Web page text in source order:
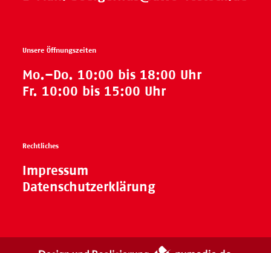
Unsere Öffnungszeiten
Mo.–Do. 10:00 bis 18:00 Uhr
Fr. 10:00 bis 15:00 Uhr
Rechtliches
Impressum
Datenschutzerklärung